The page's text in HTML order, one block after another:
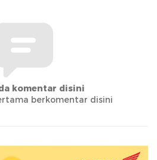
komentar disini
berkomentar disini